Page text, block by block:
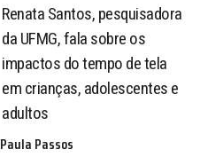
Renata Santos, pesquisadora
da UFMG, fala sobre os
impactos do tempo de tela
em crianças, adolescentes e
adultos
Paula Passos